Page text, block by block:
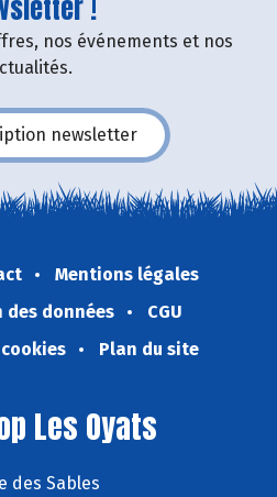
!
nos événements et nos
newsletter
Mentions légales
données
CGU
Plan du site
Les Oyats
des Sables